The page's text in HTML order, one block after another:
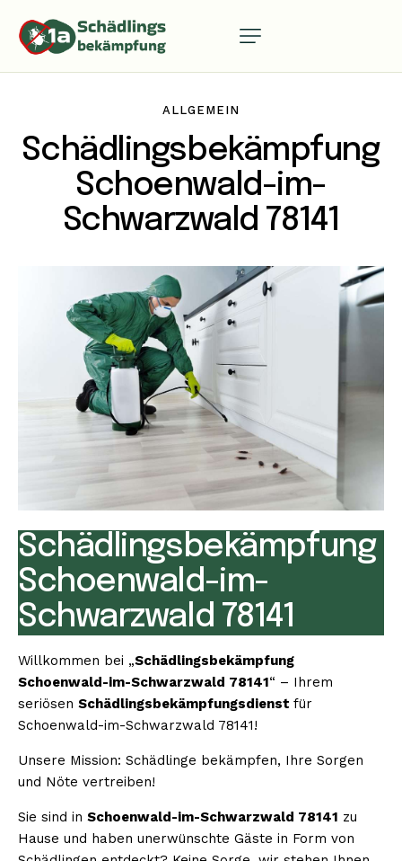
ALLGEMEIN
Schädlingsbekämpfung
Schoenwald-im-
Schwarzwald 78141
Schädlingsbekämpfung
Schoenwald-im-
Schwarzwald 78141
Willkommen bei „Schädlingsbekämpfung
Schoenwald-im-Schwarzwald 78141“ – Ihrem
seriösen Schädlingsbekämpfungsdienst für
Schoenwald-im-Schwarzwald 78141!
Unsere Mission: Schädlinge bekämpfen, Ihre Sorgen
und Nöte vertreiben!
Sie sind in Schoenwald-im-Schwarzwald 78141 zu
Hause und haben unerwünschte Gäste in Form von